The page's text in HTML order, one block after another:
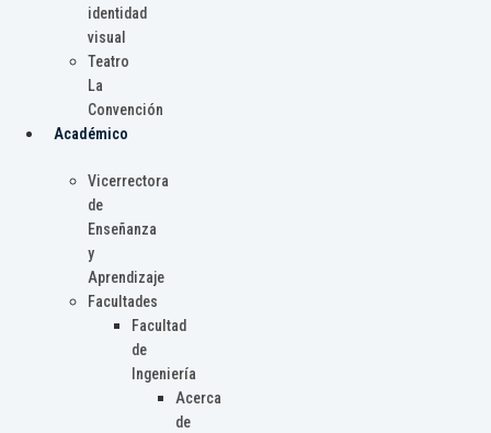
identidad
visual
Teatro
La
Convención
Académico
Vicerrectora
de
Enseñanza
y
Aprendizaje
Facultades
Facultad
de
Ingeniería
Acerca
de